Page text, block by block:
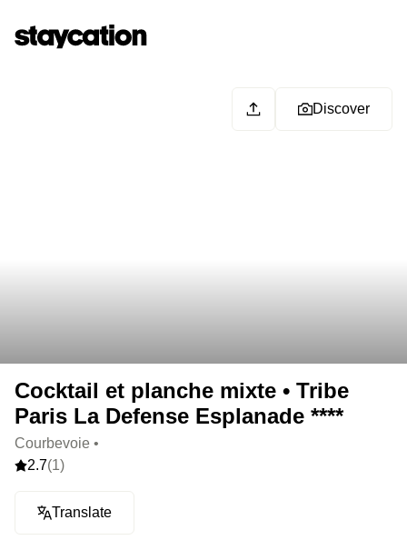
Discover
Cocktail et planche mixte • Tribe
Paris La Defense Esplanade ****
Courbevoie •
2.7(1)
Translate